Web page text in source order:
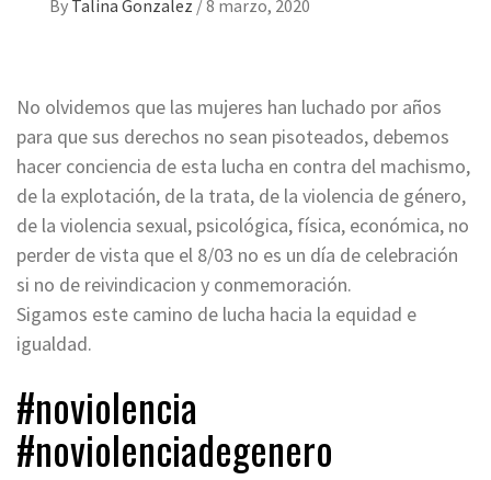
By Talina Gonzalez /8 marzo, 2020
No olvidemos que las mujeres han luchado por años
para que sus derechos no sean pisoteados, debemos
hacer conciencia de esta lucha en contra del machismo,
de la explotación, de la trata, de la violencia de género,
de la violencia sexual, psicológica, física, económica, no
perder de vista que el 8/03 no es un día de celebración
si no de reivindicacion y conmemoración.
Sigamos este camino de lucha hacia la equidad e
igualdad.
#noviolencia
#noviolenciadegenero